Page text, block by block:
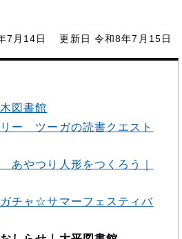
7月14日 更新日 令和8年7月15日
図書館
ー ツーガの読書クエスト
あやつり人形をつくろう｜
チャ☆サマーフェスティバ